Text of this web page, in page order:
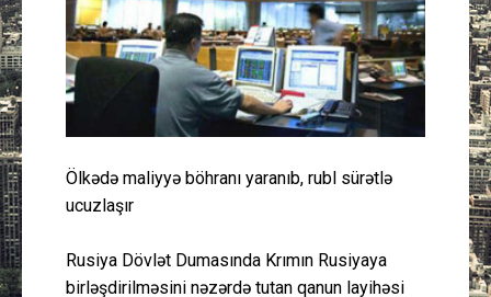
Müsahibə
İdman
Layihə
Gündəm
Ölkədə maliyyə böhranı yaranıb, rubl sürətlə
ucuzlaşır
Rusiya Dövlət Dumasında Krımın Rusiyaya
birləşdirilməsini nəzərdə tutan qanun layihəsi